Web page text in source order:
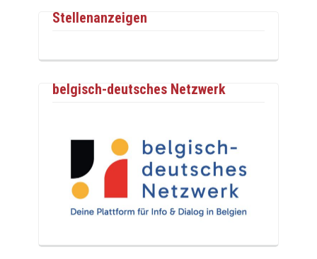
Stellenanzeigen
belgisch-deutsches Netzwerk